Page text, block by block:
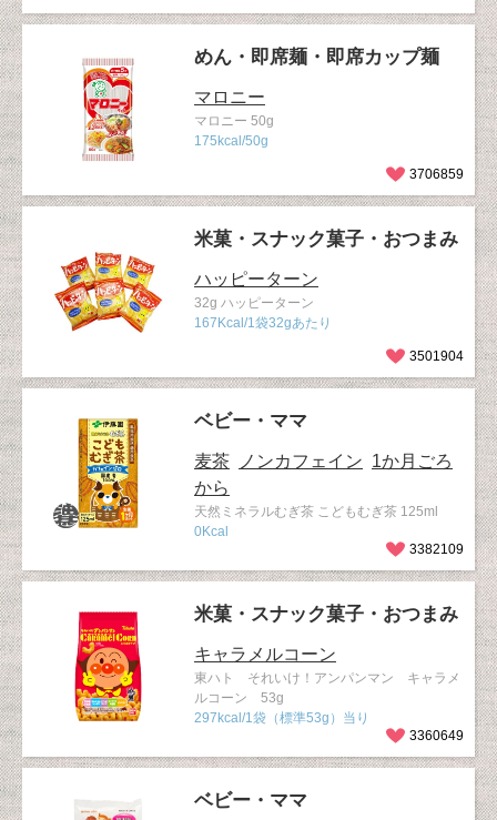
めん・即席麺・即席カップ麺
マロニー
マロニー 50g
175kcal/50g
3706859
米菓・スナック菓子・おつまみ
ハッピーターン
32g ハッピーターン
167Kcal/1袋32gあたり
3501904
ベビー・ママ
麦茶 ノンカフェイン 1か月ごろ
から
天然ミネラルむぎ茶 こどもむぎ茶 125ml
0Kcal
3382109
米菓・スナック菓子・おつまみ
キャラメルコーン
東ハト それいけ！アンパンマン キャラメ
ルコーン 53g
297kcal/1袋（標準53g）当り
3360649
ベビー・ママ